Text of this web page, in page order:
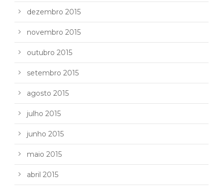
dezembro 2015
novembro 2015
outubro 2015
setembro 2015
agosto 2015
julho 2015
junho 2015
maio 2015
abril 2015